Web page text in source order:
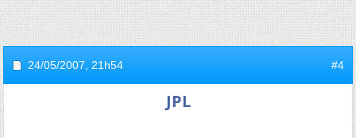
24/05/2007, 21h54 #4
JPL